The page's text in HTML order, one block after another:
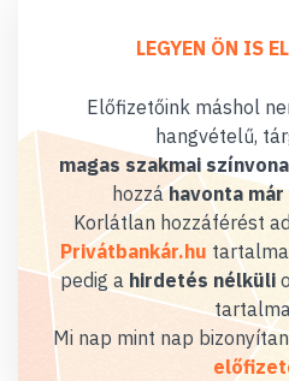
LEGYEN ÖN IS
Előfizetőink máshol
hangvételű,
magas szakmai
hozzáhavonta
Korlátlan hozzáférést
Privátbankár.hu
pedig a hirdetés nélküli
Mi nap mint nap